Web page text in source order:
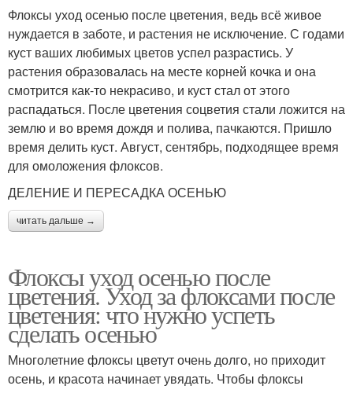
Флоксы уход осенью после цветения, ведь всё живое
нуждается в заботе, и растения не исключение. С годами
куст ваших любимых цветов успел разрастись. У
растения образовалась на месте корней кочка и она
смотрится как-то некрасиво, и куст стал от этого
распадаться. После цветения соцветия стали ложится на
землю и во время дождя и полива, пачкаются. Пришло
время делить куст. Август, сентябрь, подходящее время
для омоложения флоксов.
ДЕЛЕНИЕ И ПЕРЕСАДКА ОСЕНЬЮ
читать дальше →
Флоксы уход осенью после
цветения. Уход за флоксами после
цветения: что нужно успеть
сделать осенью
Многолетние флоксы цветут очень долго, но приходит
осень, и красота начинает увядать. Чтобы флоксы